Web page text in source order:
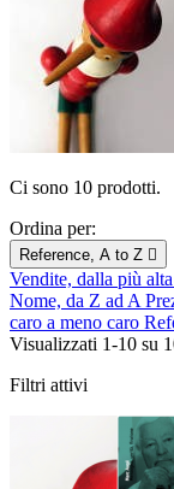
Ci sono 10 prodotti.
Ordina per:
Reference, A to Z 
Vendite, dalla più
Nome, da Z ad A
caro a meno caro
Visualizzati 1-10 su
Filtri attivi